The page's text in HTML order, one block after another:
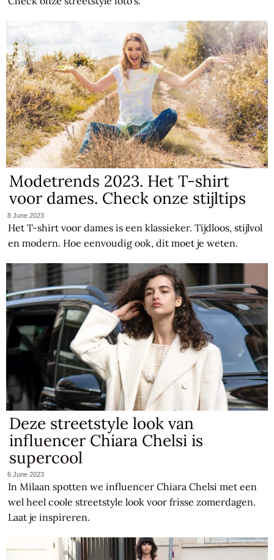
Modetrends 2023. Het T-shirt
voor dames. Check onze stijltips
8 June 2023
Het T-shirt voor dames is een klassieker. Tijdloos, stijlvol
en modern. Hoe eenvoudig ook, dit moet je weten.
Deze streetstyle look van
influencer Chiara Chelsi is
supercool
6 June 2023
In Milaan spotten we influencer Chiara Chelsi met een
wel heel coole streetstyle look voor frisse zomerdagen.
Laat je inspireren.